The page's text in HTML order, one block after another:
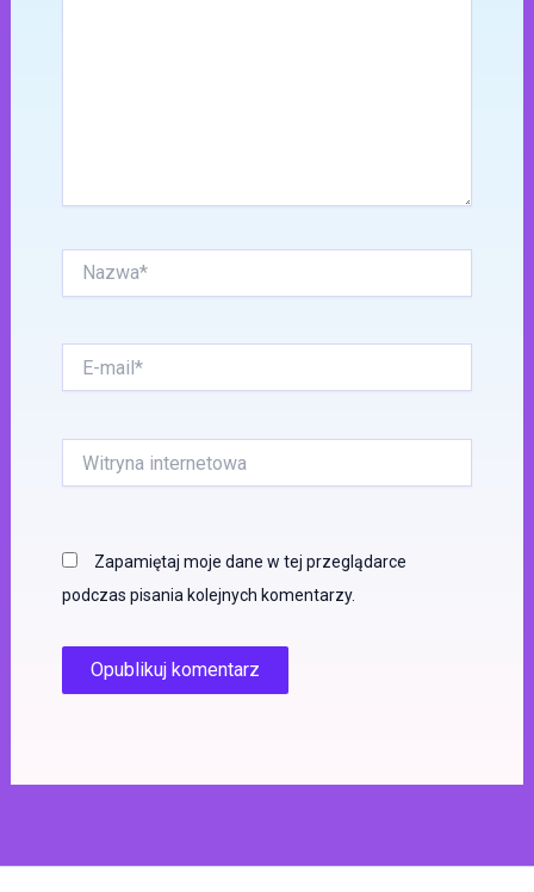
mail*
internetowa
Zapamiętaj moje dane w tej przeglądarce
podczas pisania kolejnych komentarzy.